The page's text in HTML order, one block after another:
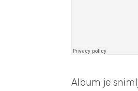
Album je